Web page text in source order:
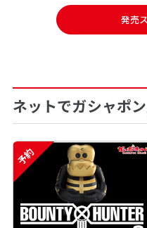
発売
ネットでガシャポン
予約